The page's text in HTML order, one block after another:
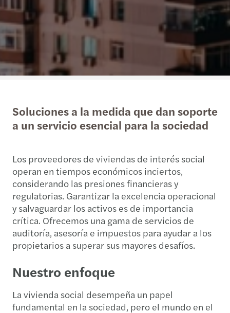
Soluciones a la medida que dan soporte
a un servicio esencial para la sociedad
Los proveedores de viviendas de interés social
operan en tiempos económicos inciertos,
considerando las presiones financieras y
regulatorias. Garantizar la excelencia operacional
y salvaguardar los activos es de importancia
crítica. Ofrecemos una gama de servicios de
auditoría, asesoría e impuestos para ayudar a los
propietarios a superar sus mayores desafíos.
Nuestro enfoque
La vivienda social desempeña un papel
fundamental en la sociedad, pero el mundo en el